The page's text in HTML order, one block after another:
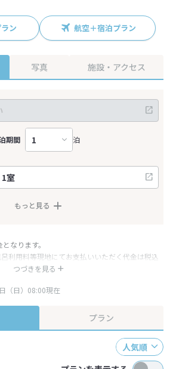
ン 航空＋宿泊プラン
写真 施設・アクセス
期間 泊
もっと見る
つづきを見る
なります。
利用料等現地にてお支払いいただく代金は税込
増税に伴い代金が一部変更となる場合がござい
プラン内容は一定時間ごとに更新されます。最
。
（日）08:00現在
プラン
人気順